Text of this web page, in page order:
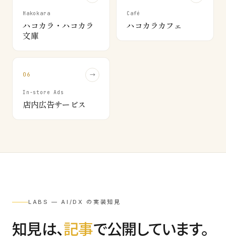
Hakokara
ハコカラ・ハコカラ
文庫
Café
ハコカラカフェ
06 →
In-store Ads
店内広告サービス
LABS — AI/DX の実装知見
知見は、記事で公開しています。